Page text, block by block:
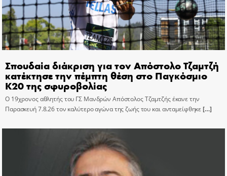
Σπουδαία διάκριση για τον Απόστολο Τζαμτζή
κατέκτησε την πέμπτη θέση στο Παγκόσμιο
Κ20 της σφυροβολίας
Ο 19χρονος αθλητής του ΓΣ Μανδρών Απόστολος Τζαμτζής έκανε την
Παρασκευή 7.8.26 τον καλύτερο αγώνα της ζωής του και ανταμείφθηκε[…]